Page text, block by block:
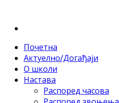
Почетна
Актуелно/Догађаји
О школи
Настава
Распоред часова